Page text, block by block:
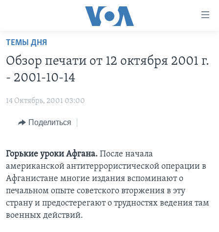
Перейти
основной
контент
навигации
поиск
ГЛАВНОЕ
ПРОГРАММЫ
НОВОСТИ ЗА МИНУТУ
ИТОГИ
ДИСКУССИЯ VOA
ДЕТАЛИ
НЬЮ-ЙОРК NEW YORK
АМЕРИКА. БОЛЬШОЕ ПУТЕШЕСТВИЕ
УЧИМ АНГЛИЙСКИЙ
НАША АМЕРИКАНСКАЯ ИСТОРИЯ
АРТЕФАКТЫ
АМЕРИКАНСКИЕ ГОРОДКИ
ТЕСТЫ
ЭКСПЕРТИЗА
ИНТЕРВЬЮ
ЗА СВОБОДУ ПРЕССЫ
УЧИМ АНГЛИЙСКИЙ
ВИДЕО
ПОДПИСКА НА НОВОСТИ
ТЕМЫ ДНЯ
Обзор печати от 12 октября 2001 г.
- 2001-10-14
14 Октябрь, 2001 03:00
Поделиться
Горькие уроки Афгана. После начала
американской антитеррористической операции в
Афганистане многие издания вспоминают о
печальном опыте советского вторжения в эту
страну и предостерегают о трудностях ведения там
военных действий.